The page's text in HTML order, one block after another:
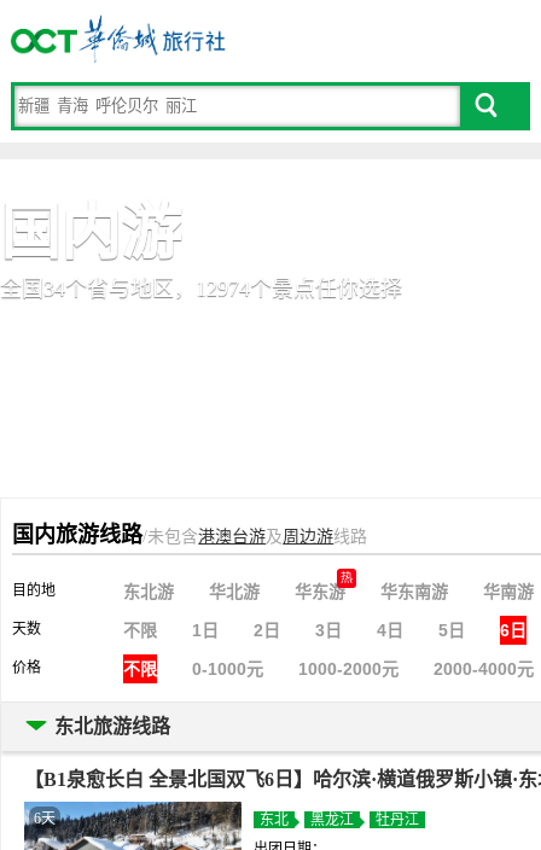
国内游
全国34个省与地区，12974个景点任你选择
国内旅游线路/未包含港澳台游及周边游线路
目的地 东北游 华北游 华东游 华东南游 华南游
天数 不限 1日 2日 3日 4日 5日 6日
价格 不限 0-1000元 1000-2000元 2000-4000元
东北旅游线路
【B1泉愈长白 全景北国双飞6日】哈尔滨·横道俄罗斯小镇·
6天 东北 黑龙江
牡丹江